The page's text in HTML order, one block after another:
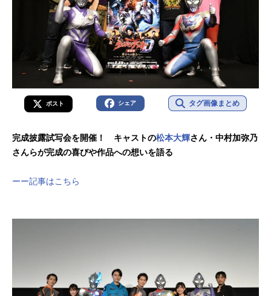
ポスト シェア タグ画像まとめ
完成披露試写会を開催！ キャストの松本大輝さん・中村加弥乃
さんらが完成の喜びや作品への想いを語る
ーー記事はこちら